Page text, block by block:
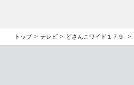
トップ テレビ どさんこワイド１７９